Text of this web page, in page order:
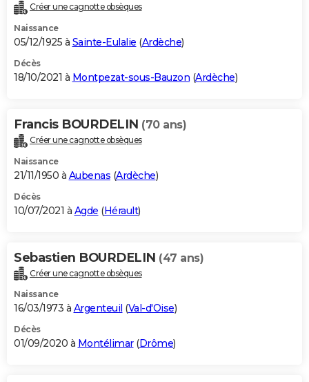
Créer une cagnotte obsèques
Naissance
05/12/1925 à Sainte-Eulalie (Ardèche)
Décès
18/10/2021 à Montpezat-sous-Bauzon (Ardèche)
Francis BOURDELIN (70 ans)
Créer une cagnotte obsèques
Naissance
21/11/1950 à Aubenas (Ardèche)
Décès
10/07/2021 à Agde (Hérault)
Sebastien BOURDELIN (47 ans)
Créer une cagnotte obsèques
Naissance
16/03/1973 à Argenteuil (Val-d'Oise)
Décès
01/09/2020 à Montélimar(Drôme)